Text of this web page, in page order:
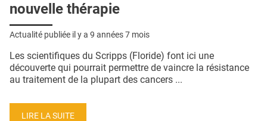
nouvelle thérapie
Actualité publiée il y a 9 années 7 mois
Les scientifiques du Scripps (Floride) font ici une
découverte qui pourrait permettre de vaincre la résistance
au traitement de la plupart des cancers ...
LIRE LA SUITE